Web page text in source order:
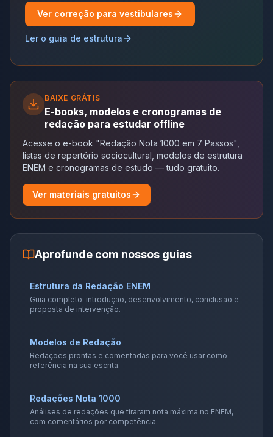
Ver correção para vestibulares
Ler o guia de estrutura
BAIXE GRÁTIS
E-books, modelos e cronogramas de
redação para estudar offline
Acesse o e-book "Redação Nota 1000 em 7 Passos",
listas de repertório sociocultural, modelos de estrutura
ENEM e cronogramas de estudo — tudo gratuito.
Ver materiais gratuitos
Aprofunde com nossos guias
Estrutura da Redação ENEM
Guia completo: introdução, desenvolvimento, conclusão e
proposta de intervenção.
Modelos de Redação
Redações prontas e comentadas para você usar como
referência na sua escrita.
Redações Nota 1000
Análises de redações que tiraram nota máxima no ENEM,
com comentários por competência.